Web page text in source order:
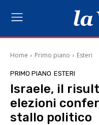
Home Primo piano Esteri
PRIMO PIANO ESTERI
Israele, il
elezioni
stallo politico